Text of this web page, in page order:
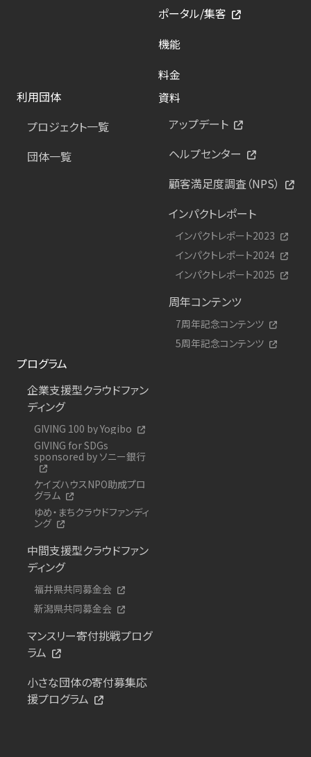
ポータル/集客
機能
料金
利用団体
プロジェクト一覧
団体一覧
資料
アップデート
ヘルプセンター
顧客満足度調査（NPS）
インパクトレポート
インパクトレポート2023
インパクトレポート2024
インパクトレポート2025
周年コンテンツ
7周年記念コンテンツ
5周年記念コンテンツ
プログラム
企業支援型クラウドファン
ディング
GIVING 100 by Yogibo
GIVING for SDGs
sponsored by ソニー銀行
ケイズハウスNPO助成プロ
グラム
ゆめ・まちクラウドファンディ
ング
中間支援型クラウドファン
ディング
福井県共同募金会
新潟県共同募金会
マンスリー寄付挑戦プログ
ラム
小さな団体の寄付募集応
援プログラム